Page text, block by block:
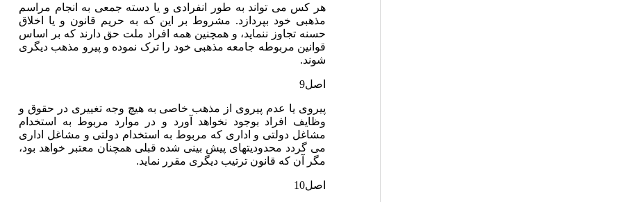
هر کس‏ می‏ تواند به‏ طور انفرادی‏ و یا دسته‏ جمعی‏ به‏ انجام‏ مراسم‏
مذهبی‏ خود بپردازد. مشروط بر این‏ که‏ به‏ حریم‏ قانون‏ و یا اخلاق‏
حسنه‏ تجاوز ننماید، و همچنین‏ همه‏ افراد ملت‏ حق‏ دارند که‏ بر اساس‏
قوانین‏ مربوطه‏ جامعه‏ مذهبی‏ خود را ترک‏ نموده‏ و پیرو مذهب‏ دیگری‏
شوند.
اصل‏9
پیروی‏ یا عدم‏ پیروی‏ از مذهب‏ خاصی‏ به‏ هیچ‏ وجه‏ تغییری‏ در حقوق‏ و
وظایف‏ افراد بوجود نخواهد آورد و در موارد مربوط به‏ استخدام‏
مشاغل‏ دولتی‏ و اداری‏ که‏ مربوط به‏ استخدام‏ دولتی‏ و مشاغل‏ اداری‏
می‏ گردد محدودیتهای‏ پیش‏ بینی‏ شده‏ قبلی‏ همچنان‏ معتبر خواهد بود،
مگر آن‏ که‏ قانون‏ ترتیب‏ دیگری‏ مقرر نماید.
اصل‏10